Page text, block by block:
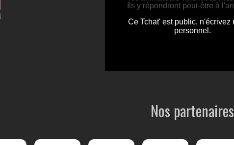
Nos partenaires